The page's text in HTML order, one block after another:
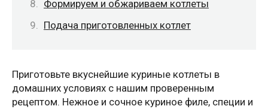
Формируем и обжариваем котлеты
Подача приготовленных котлет
Приготовьте вкуснейшие куриные котлеты в
домашних условиях с нашим проверенным
рецептом. Нежное и сочное куриное филе, специи и